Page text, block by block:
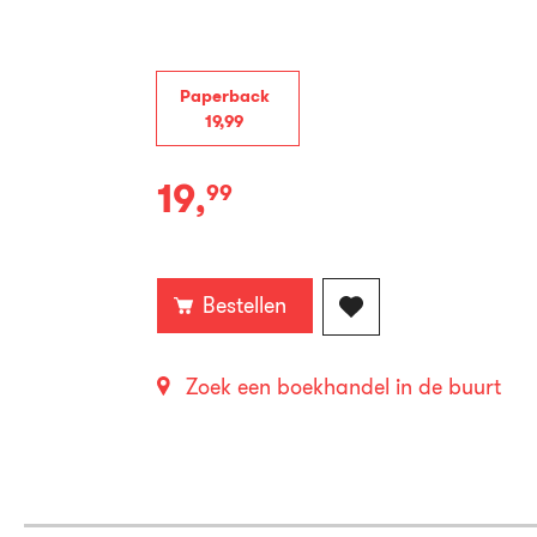
Paperback
19,99
Paperback:
19,99
Bestellen
Zoek een boekhandel in de buurt